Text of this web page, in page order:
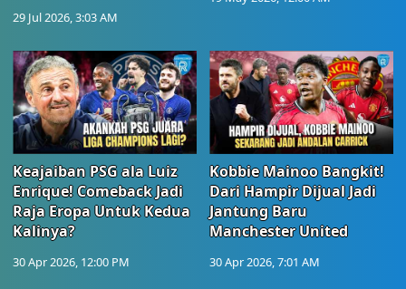
29 Jul 2026, 3:03 AM
Keajaiban PSG ala Luiz
Enrique! Comeback Jadi
Raja Eropa Untuk Kedua
Kalinya?
30 Apr 2026, 12:00 PM
Kobbie Mainoo Bangkit!
Dari Hampir Dijual Jadi
Jantung Baru
Manchester United
30 Apr 2026, 7:01 AM